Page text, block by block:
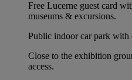
Free Lucerne guest card
museums & excursions.
Public indoor car park with
Close to the exhibition
access.